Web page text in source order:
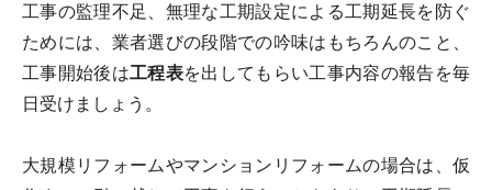
工事の監理不足、無理な工期設定による工期延長を防ぐ
ためには、業者選びの段階での吟味はもちろんのこと、
工事開始後は工程表を出してもらい工事内容の報告を毎
日受けましょう。
大規模リフォームやマンションリフォームの場合は、仮